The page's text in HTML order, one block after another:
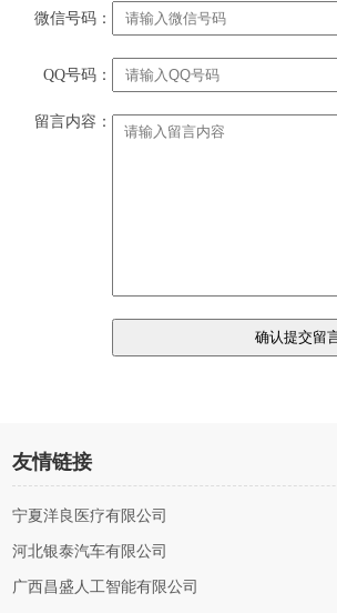
微信号码：
QQ号码：
留言内容：
友情链接
宁夏洋良医疗有限公司
河北银泰汽车有限公司
广西昌盛人工智能有限公司